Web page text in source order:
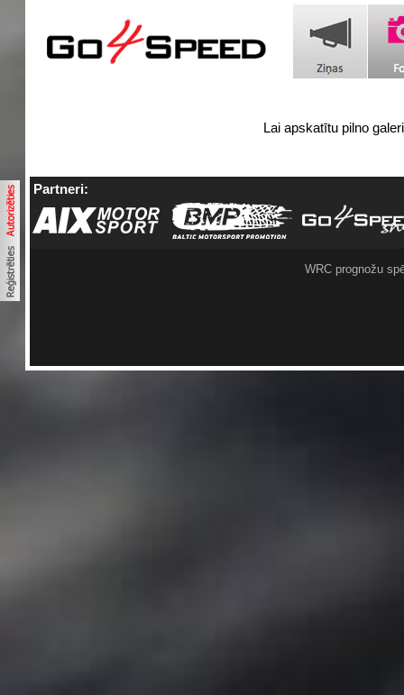
Lai apskatītu pilno
Partneri:
WRC prognožu